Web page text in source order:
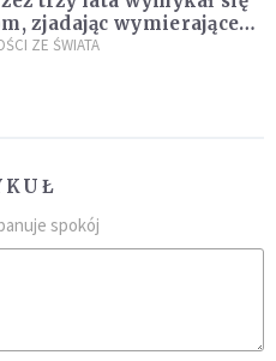
zjadając wymierające
W końcu popełnił
ZE ŚWIATA
spokój